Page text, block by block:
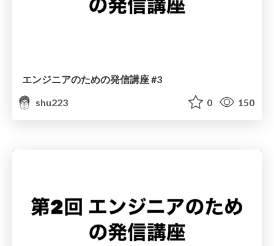
エンジニアのための発信講座 #3
shu223
0 150